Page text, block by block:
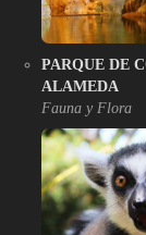
PARQUE DE
ALAMEDA
Fauna y Flora